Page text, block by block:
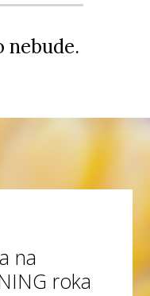
nebude.
na
roka